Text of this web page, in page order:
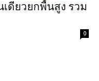
ดียวยกพื้นสูง รวม
0